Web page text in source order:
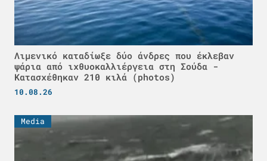
Λιμενικό καταδίωξε δύο άνδρες που έκλεβαν
ψάρια από ιχθυοκαλλιέργεια στη Σούδα -
Κατασχέθηκαν 210 κιλά (photos)
10.08.26
Media